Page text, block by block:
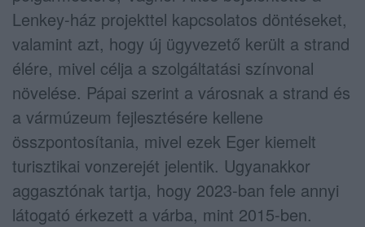
Lenkey-ház projekttel kapcsolatos döntéseket,
valamint azt, hogy új ügyvezető került a strand
élére, mivel célja a szolgáltatási színvonal
növelése. Pápai szerint a városnak a strand és
a vármúzeum fejlesztésére kellene
összpontosítania, mivel ezek Eger kiemelt
turisztikai vonzerejét jelentik. Ugyanakkor
aggasztónak tartja, hogy 2023-ban fele annyi
látogató érkezett a várba, mint 2015-ben.